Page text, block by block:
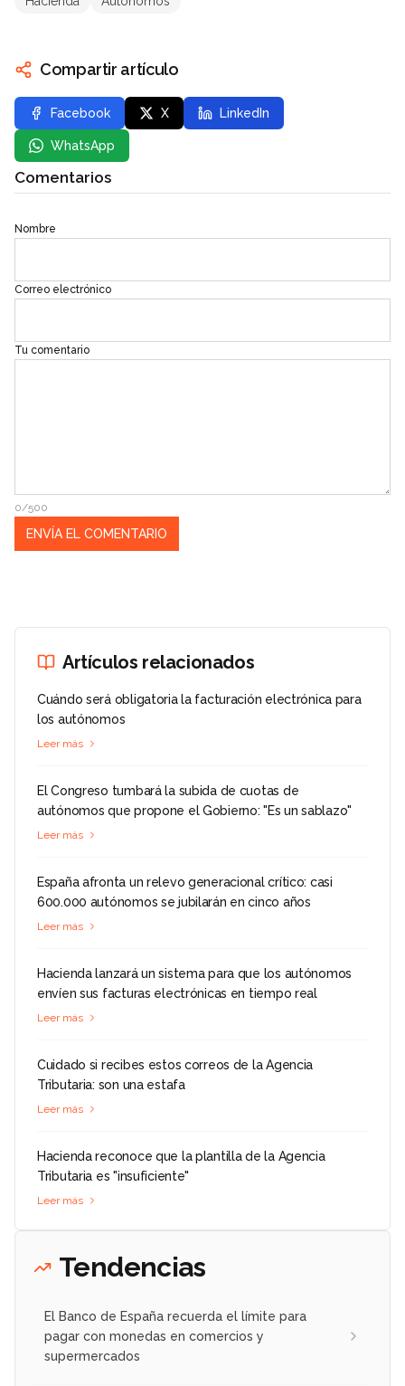
Compartir artículo
Facebook X LinkedIn
WhatsApp
Comentarios
Nombre
Correo electrónico
Tu comentario
0/500
Artículos relacionados
Cuándo será obligatoria la facturación electrónica para
los autónomos
Leer más
El Congreso tumbará la subida de cuotas de
autónomos que propone el Gobierno: "Es un sablazo"
Leer más
España afronta un relevo generacional crítico: casi
600.000 autónomos se jubilarán en cinco años
Leer más
Hacienda lanzará un sistema para que los autónomos
envíen sus facturas electrónicas en tiempo real
Leer más
Cuidado si recibes estos correos de la Agencia
Tributaria: son una estafa
Leer más
Hacienda reconoce que la plantilla de la Agencia
Tributaria es "insuficiente"
Leer más
Tendencias
El Banco de España recuerda el límite para
pagar con monedas en comercios y
supermercados